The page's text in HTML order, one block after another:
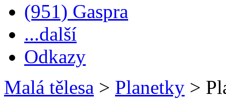
(951) Gaspra
...další
Odkazy
Malá tělesa > Planetky >